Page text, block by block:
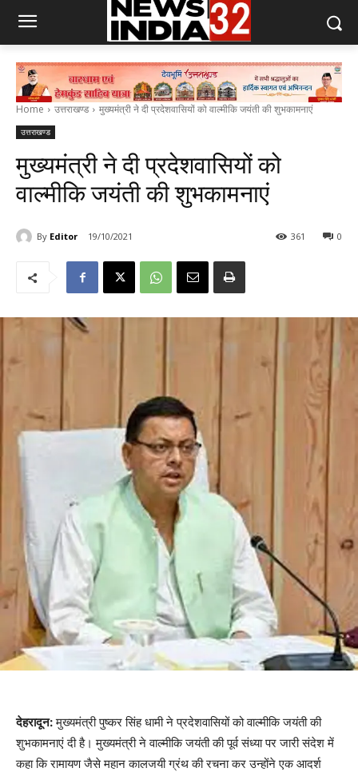
Home उत्तराखण्ड मुख्यमंत्री ने दी प्रदेशवासियों को वाल्मीकि जयंती की शुभकामनाएं
उत्तराखण्ड
मुख्यमंत्री ने दी प्रदेशवासियों को
वाल्मीकि जयंती की शुभकामनाएं
By Editor 19/10/2021 0
361
देहरादून:मुख्यमंत्री पुष्कर सिंह धामी ने प्रदेशवासियों को वाल्मीकि जयंती की
शुभकामनाएं दी है। मुख्यमंत्री ने वाल्मीकि जयंती की पूर्व संध्या पर जारी संदेश में
कहा कि रामायण जैसे महान कालजयी ग्रंथ की रचना कर उन्होंने एक आदर्श